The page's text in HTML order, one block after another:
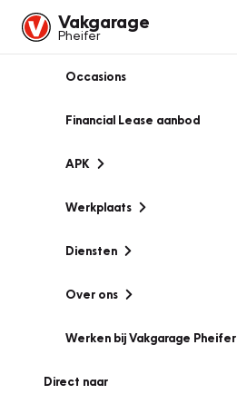
Vakgarage
Pheifer
Occasions
Financial Lease aanbod
APK
Werkplaats
Diensten
Over ons
Werken bij Vakgarage Pheifer
Direct naar